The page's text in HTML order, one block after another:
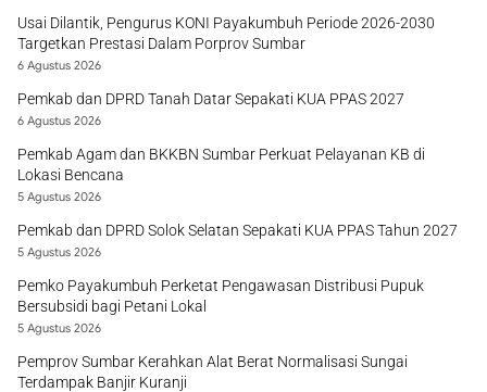
Usai Dilantik, Pengurus KONI Payakumbuh Periode 2026-2030
Targetkan Prestasi Dalam Porprov Sumbar
6 Agustus 2026
Pemkab dan DPRD Tanah Datar Sepakati KUA PPAS 2027
6 Agustus 2026
Pemkab Agam dan BKKBN Sumbar Perkuat Pelayanan KB di
Lokasi Bencana
5 Agustus 2026
Pemkab dan DPRD Solok Selatan Sepakati KUA PPAS Tahun 2027
5 Agustus 2026
Pemko Payakumbuh Perketat Pengawasan Distribusi Pupuk
Bersubsidi bagi Petani Lokal
5 Agustus 2026
Pemprov Sumbar Kerahkan Alat Berat Normalisasi Sungai
Terdampak Banjir Kuranji